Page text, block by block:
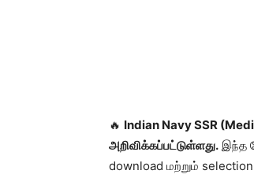
🔥 Indian Navy SSR
அறிவிக்கப்பட்டுள்ளது. இந்த
download மற்றும்